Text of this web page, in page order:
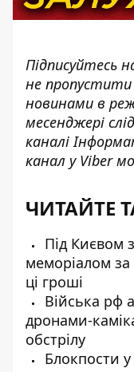
Підписуйтесь
не
новинами в
месенджері
каналі
канал у Viber
ЧИТАЙТЕ
Під Києвом
меморіалом
ці гроші
Війська рф
дронами-
обстрілу
Блокпости у